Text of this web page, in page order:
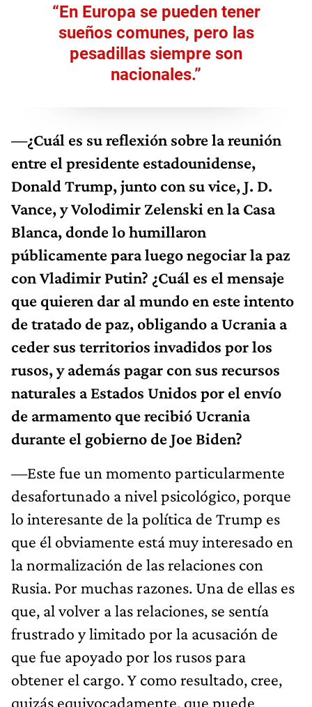
“En Europa se pueden tener
sueños comunes, pero las
pesadillas siempre son
nacionales.”
—¿Cuál es su reflexión sobre la reunión
entre el presidente estadounidense,
Donald Trump, junto con su vice, J. D.
Vance, y Volodimir Zelenski en la Casa
Blanca, donde lo humillaron
públicamente para luego negociar la paz
con Vladimir Putin? ¿Cuál es el mensaje
que quieren dar al mundo en este intento
de tratado de paz, obligando a Ucrania a
ceder sus territorios invadidos por los
rusos, y además pagar con sus recursos
naturales a Estados Unidos por el envío
de armamento que recibió Ucrania
durante el gobierno de Joe Biden?
—Este fue un momento particularmente
desafortunado a nivel psicológico, porque
lo interesante de la política de Trump es
que él obviamente está muy interesado en
la normalización de las relaciones con
Rusia. Por muchas razones. Una de ellas es
que, al volver a las relaciones, se sentía
frustrado y limitado por la acusación de
que fue apoyado por los rusos para
obtener el cargo. Y como resultado, cree,
quizás equivocadamente, que puede